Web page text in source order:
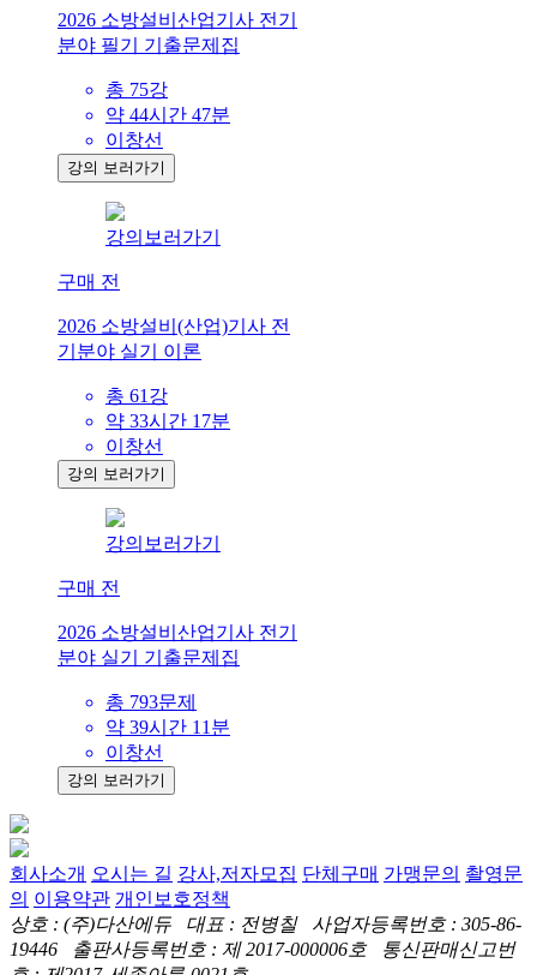
2026 소방설비산업기사 전기
분야 필기 기출문제집
총 75강
약 44시간 47분
이창선
강의 보러가기
강의보러가기
구매 전
2026 소방설비(산업)기사 전
기분야 실기 이론
총 61강
약 33시간 17분
이창선
강의 보러가기
강의보러가기
구매 전
2026 소방설비산업기사 전기
분야 실기 기출문제집
총 793문제
약 39시간 11분
이창선
강의 보러가기
회사소개 오시는 길 강사,저자모집 단체구매 가맹문의 촬영문
의 이용약관 개인보호정책
상호 : (주)다산에듀 대표 : 전병칠 사업자등록번호 : 305-86-
19446 출판사등록번호 : 제 2017-000006호 통신판매신고번